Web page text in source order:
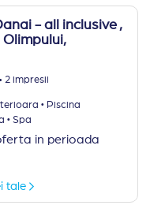
- all inclusive ,
Olimpului,
2 impresii
·Piscina
·Spa
in perioada
tale